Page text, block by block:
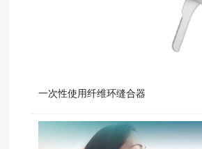
一次性使用纤维环缝合器